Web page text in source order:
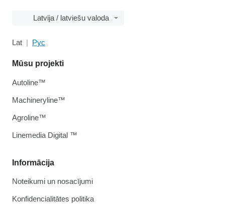
Latvija / latviešu valoda
Lat Рус
Informācija
Noteikumi un nosacījumi
Konfidencialitātes politika
Mūsu projekti
Autoline™
Machineryline™
Agroline™
Linemedia Digital ™